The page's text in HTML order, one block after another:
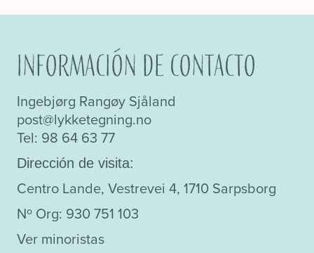
Información de contacto
Ingebjørg Rangøy Sjåland
post@lykketegning.no
Tel: 98 64 63 77
Dirección de visita:
Centro Lande, Vestrevei 4, 1710 Sarpsborg
Nº Org: 930 751 103
Ver minoristas